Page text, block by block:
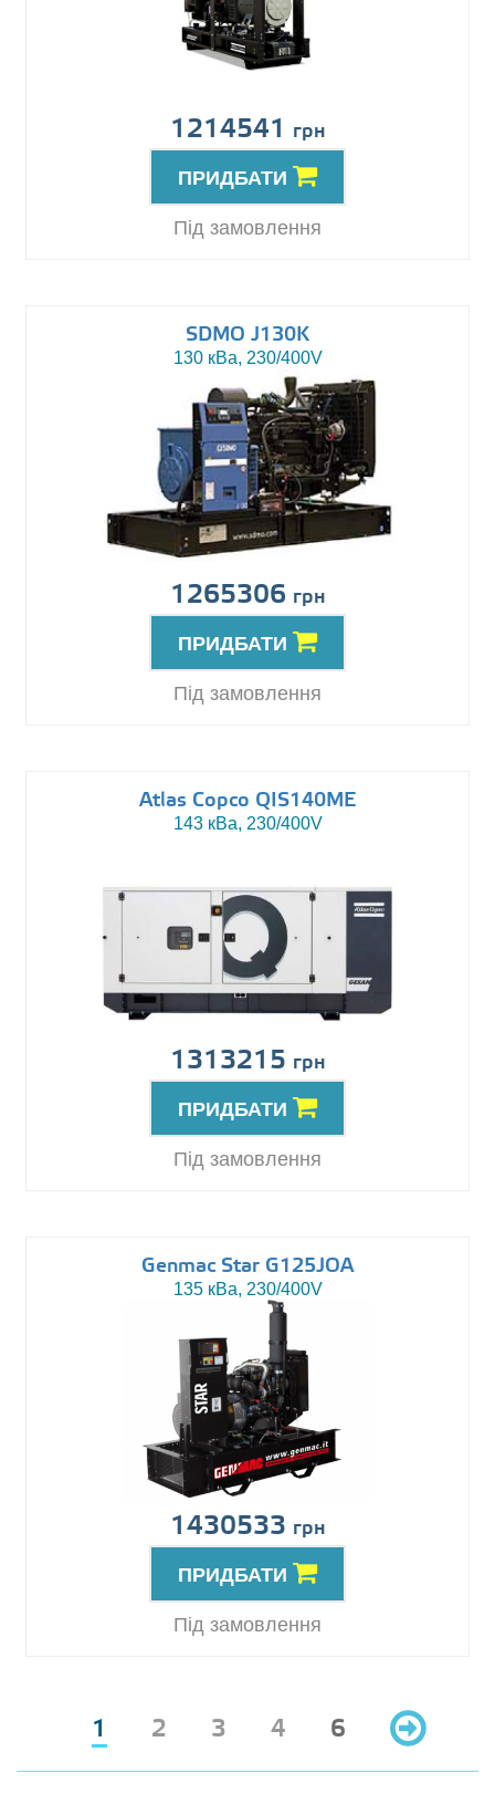
1214541 грн
ПРИДБАТИ
Під замовлення
SDMO J130K
130 кВа, 230/400V
1265306 грн
ПРИДБАТИ
Під замовлення
Atlas Copco QIS140ME
143 кВа, 230/400V
1313215 грн
ПРИДБАТИ
Під замовлення
Genmac Star G125JOA
135 кВа, 230/400V
1430533 грн
ПРИДБАТИ
Під замовлення
1 2 3 4 6